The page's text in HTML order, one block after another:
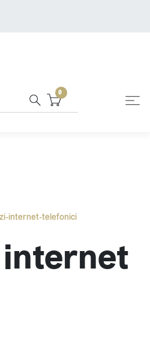
0
internet-telefonici